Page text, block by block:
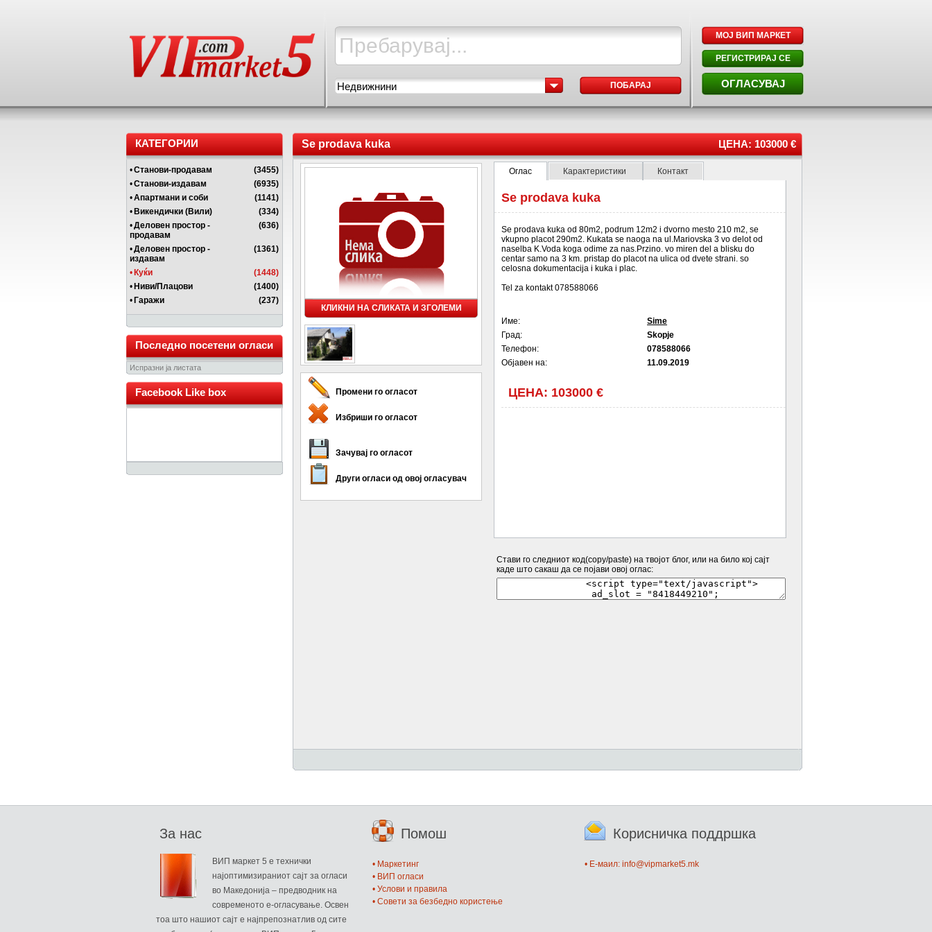
Недвижнини ПОБАРАЈ
МОЈ ВИП МАРКЕТ
РЕГИСТРИРАЈ СЕ
ОГЛАСУВАЈ
КАТЕГОРИИ
•Станови-продавам
(3455)
•Станови-издавам
(6935)
•Апартмани и соби
(1141)
• Викендички (Вили)
(334)
•Деловен простор -
продавам
(636)
•Деловен простор -
издавам
(1361)
• Куќи
(1448)
• Ниви/Плацови
(1400)
• Гаражи (237)
Последно посетени огласи
Испразни ја листата
Facebook Like box
Se prodava kuka ЦЕНА: 103000 €
КЛИКНИ НА СЛИКАТА И ЗГОЛЕМИ
Промени го огласот
Избриши го огласот
Зачувај го огласот
Други огласи од овој огласувач
Оглас Карактеристики Контакт
Se prodava kuka
Se prodava kuka od 80m2, podrum 12m2 i dvorno mesto 210 m2, se
vkupno placot 290m2. Kukata se naoga na ul.Mariovska 3 vo delot od
naselba K.Voda koga odime za nas.Przino. vo miren del a blisku do
centar samo na 3 km. pristap do placot na ulica od dvete strani. so
celosna dokumentacija i kuka i plac.
Tel za kontakt 078588066
Име:
Sime
Град:
Skopje
Телефон:
078588066
Објавен на:
11.09.2019
ЦЕНА: 103000 €
Стави го следниот код(copy/paste) на твојот блог, или на било кој сајт
каде што сакаш да се појави овој оглас:
За нас
ВИП маркет 5 е технички
најоптимизираниот сајт за огласи
во Македонија – предводник на
современото е-огласување. Освен
тоа што нашиот сајт е најпрепознатлив од сите
Помош
• Маркетинг
• ВИП огласи
• Услови и правила
• Совети за безбедно користење
Корисничка поддршка
• E-маил: info@vipmarket5.mk